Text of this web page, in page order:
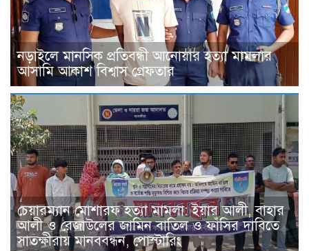
নড়াইলে মানসিক প্রতিবন্ধী আনোয়ার হত্যা মামলার
আসামি আকাশ বিশ্বাস গ্রেফতার
চেয়ারম্যান মোশারফ হত্যা মামলা: ইয়ার আলী, বাহার
আলী ও রেজাউলের জামিন বাতিল ও ফাঁসির দাবিতে
সাতক্ষীরায় মানববন্ধন, পোস্টারিং